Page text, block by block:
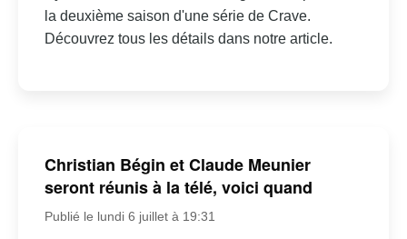
la deuxième saison d'une série de Crave.
Découvrez tous les détails dans notre article.
Christian Bégin et Claude Meunier
seront réunis à la télé, voici quand
Publié le lundi 6 juillet à 19:31